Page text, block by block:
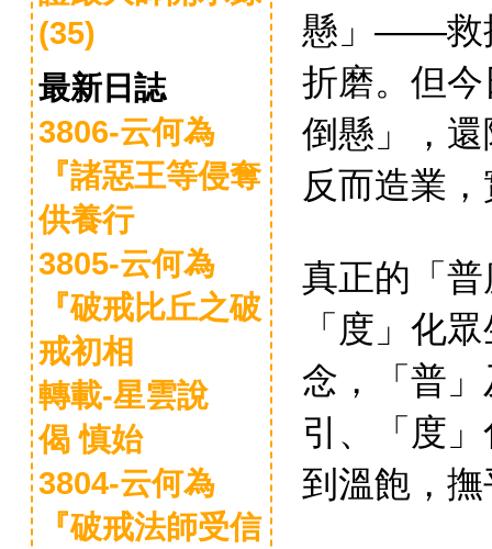
(35)
最新日誌
3806-云何為
『諸惡王等侵奪
供養行
3805-云何為
『破戒比丘之破
戒初相
轉載-星雲說
偈 慎始
3804-云何為
『破戒法師受信
懸」 ——
折磨。但
倒懸」，
反而造業
真正的「
「度」化
念，「普
引、「度
到溫飽，